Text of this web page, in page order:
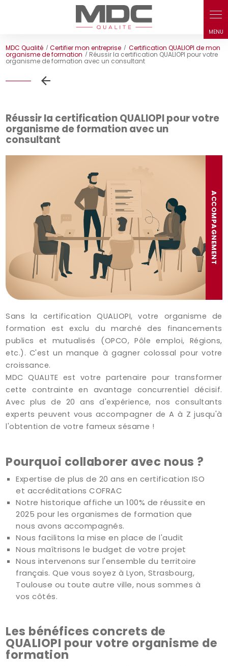
MDC Qualité Certifier mon entreprise Certification QUALIOPI de mon
organisme de formation Réussir la certification QUALIOPI pour votre
organisme de formation avec un consultant
Réussir la certification QUALIOPI pour votre
organisme de formation avec un
consultant
ACCOMPAGNEMENT
Sans la certification QUALIOPI, votre organisme de
formation est exclu du marché des financements
publics et mutualisés (OPCO, Pôle emploi, Régions,
etc.). C'est un manque à gagner colossal pour votre
croissance.
MDC QUALITE est votre partenaire pour transformer
cette contrainte en avantage concurrentiel décisif.
Avec plus de 20 ans d'expérience, nos consultants
experts peuvent vous accompagner de A à Z jusqu'à
l'obtention de votre fameux sésame !
Pourquoi collaborer avec nous ?
Expertise de plus de 20 ans en certification ISO
et accréditations COFRAC
Notre historique affiche un 100% de réussite en
2025 pour les organismes de formation que
nous avons accompagnés.
Nous facilitons la mise en place de l'audit
Nous maîtrisons le budget de votre projet
Nous intervenons sur l'ensemble du territoire
français. Que vous soyez à Lyon, Strasbourg,
Toulouse ou toute autre ville, nous sommes à
vos côtés.
Les bénéfices concrets de
QUALIOPI pour votre organisme de
formation
Panneau de gestion des cookies